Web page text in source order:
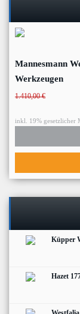
Mannesmann
Werkzeugen
1.410,00 €
inkl. 19% gesetzlicher
Küpper
Hazet